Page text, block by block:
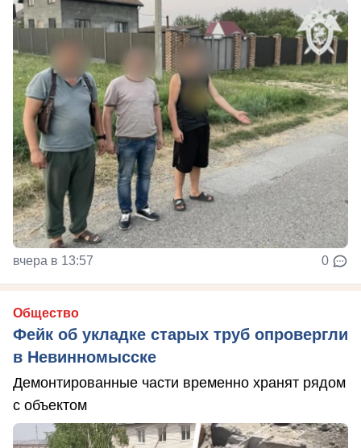
вчера в 13:57 0
Общество
Фейк об укладке старых труб опровергли
в Невинномысске
Демонтированные части временно хранят рядом
с объектом